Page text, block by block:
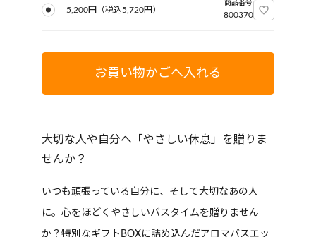
5,200円 （税込5,720円）
商品番号
800370
お買い物かごへ入れる
大切な人や自分へ「やさしい休息」を贈りま
せんか？
いつも頑張っている自分に、そして大切なあの人
に。心をほどくやさしいバスタイムを贈りません
か？特別なギフトBOXに詰め込んだアロマバスエッ